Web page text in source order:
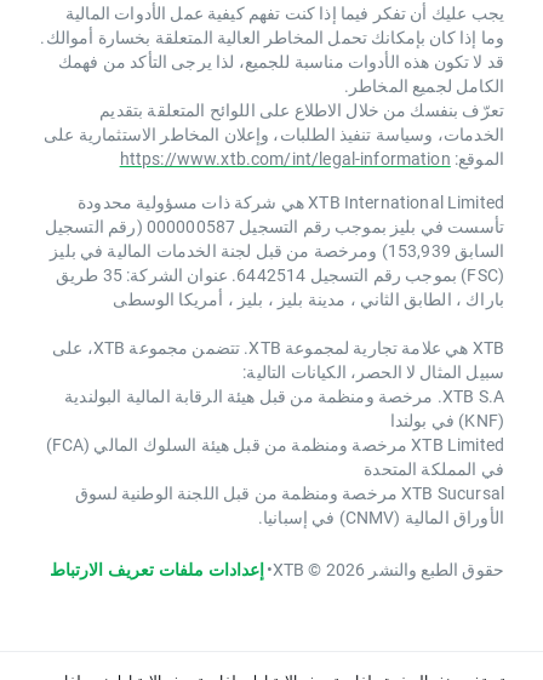
يجب عليك أن تفكر فيما إذا كنت تفهم كيفية عمل الأدوات المالية
وما إذا كان بإمكانك تحمل المخاطر العالية المتعلقة بخسارة أموالك.
قد لا تكون هذه الأدوات مناسبة للجميع، لذا يرجى التأكد من فهمك
الكامل لجميع المخاطر.
تعرّف بنفسك من خلال الاطلاع على اللوائح المتعلقة بتقديم
الخدمات، وسياسة تنفيذ الطلبات، وإعلان المخاطر الاستثمارية على
الموقع: https://www.xtb.com/int/legal-information
XTB International Limited هي شركة ذات مسؤولية محدودة
تأسست في بليز بموجب رقم التسجيل 000000587 (رقم التسجيل
السابق 153,939) ومرخصة من قبل لجنة الخدمات المالية في بليز
(FSC) بموجب رقم التسجيل 6442514. عنوان الشركة: 35 طريق
باراك ، الطابق الثاني ، مدينة بليز ، بليز ، أمريكا الوسطى
XTB هي علامة تجارية لمجموعة XTB. تتضمن مجموعة XTB، على
سبيل المثال لا الحصر، الكيانات التالية:
XTB S.A. مرخصة ومنظمة من قبل هيئة الرقابة المالية البولندية
(KNF) في بولندا
XTB Limited مرخصة ومنظمة من قبل هيئة السلوك المالي (FCA)
في المملكة المتحدة
XTB Sucursal مرخصة ومنظمة من قبل اللجنة الوطنية لسوق
الأوراق المالية (CNMV) في إسبانيا.
حقوق الطبع والنشر 2026 © XTB •إعدادات ملفات تعريف الارتباط